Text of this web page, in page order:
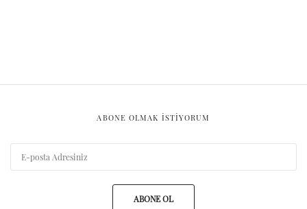
ABONE OLMAK ISTIYORUM
ABONE OL